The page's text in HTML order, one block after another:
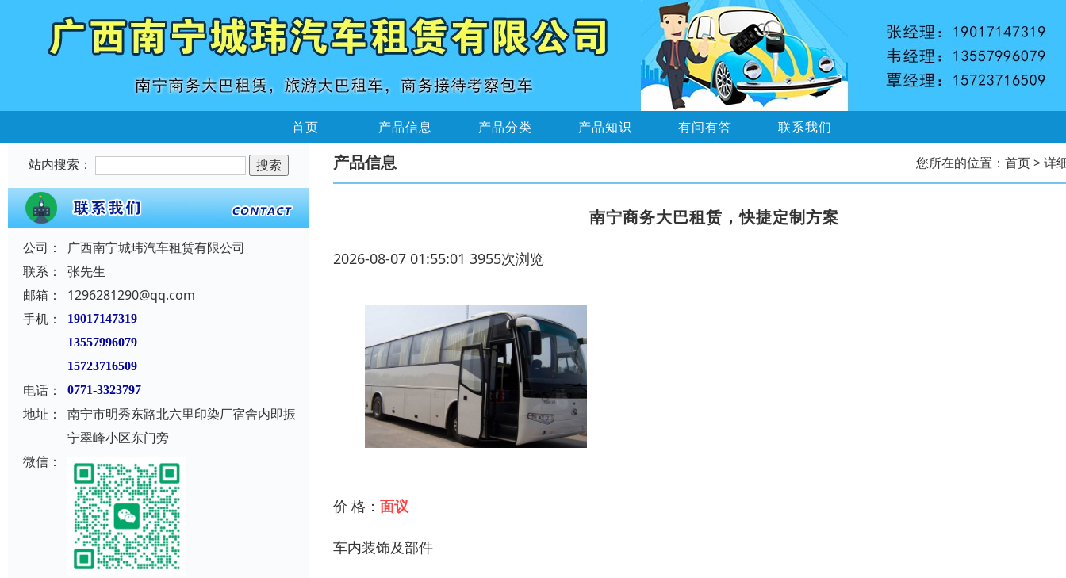
首页 产品信息 产品分类 产品知识 有问有答 联系我们
站内搜索：
公司：
广西南宁城玮汽车租赁有限公司
联系：
张先生
邮箱：
1296281290@qq.com
手机：
19017147319
13557996079
15723716509
电话： 0771-3323797
地址：
南宁市明秀东路北六里印染厂宿舍内即振
宁翠峰小区东门旁
微信：
产品信息 您所在的位置： 首页> 详
南宁商务大巴租赁，快捷定制方案
2026-08-07 01:55:01 3955次浏览
价 格： 面议
车内装饰及部件